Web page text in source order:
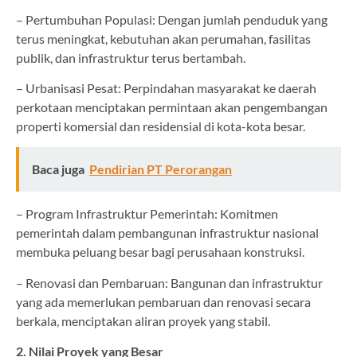
– Pertumbuhan Populasi: Dengan jumlah penduduk yang
terus meningkat, kebutuhan akan perumahan, fasilitas
publik, dan infrastruktur terus bertambah.
– Urbanisasi Pesat: Perpindahan masyarakat ke daerah
perkotaan menciptakan permintaan akan pengembangan
properti komersial dan residensial di kota-kota besar.
Baca juga Pendirian PT Perorangan
– Program Infrastruktur Pemerintah: Komitmen
pemerintah dalam pembangunan infrastruktur nasional
membuka peluang besar bagi perusahaan konstruksi.
– Renovasi dan Pembaruan: Bangunan dan infrastruktur
yang ada memerlukan pembaruan dan renovasi secara
berkala, menciptakan aliran proyek yang stabil.
2. Nilai Proyek yang Besar